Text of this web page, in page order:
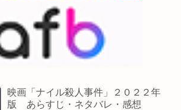
映画「ナイル殺人事件」２０２２年
版 あらすじ・ネタバレ・感想